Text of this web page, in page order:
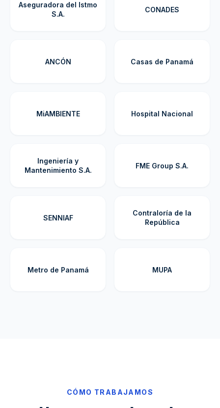
Aseguradora del Istmo
S.A.
CONADES
ANCÓN Casas de Panamá
MiAMBIENTE Hospital Nacional
Ingeniería y
Mantenimiento S.A.
FME Group S.A.
SENNIAF
Contraloría de la
República
Metro de Panamá MUPA
CÓMO TRABAJAMOS